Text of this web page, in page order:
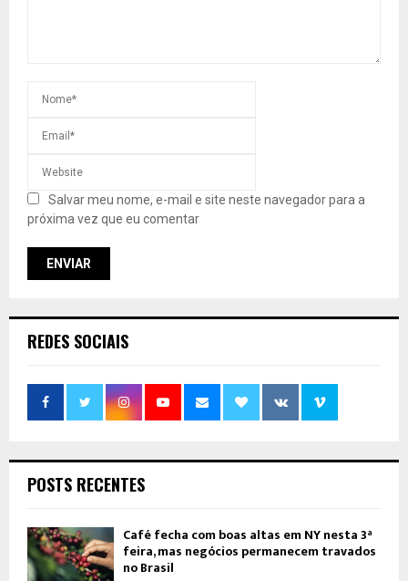
Salvar meu nome, e-mail e site neste navegador para a
próxima vez que eu comentar
REDES SOCIAIS
POSTS RECENTES
Café fecha com boas altas em NY nesta 3ª
feira, mas negócios permanecem travados
no Brasil